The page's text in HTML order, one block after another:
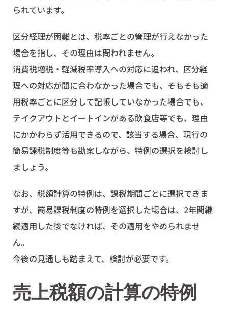
られています。
区分経理が困難とは、税率ごとの管理が行えなかった
場合を指し、その理由は問われません。
消費税増税・軽減税率導入への対応に追われ、区分経
理への対応が間に合わなかった場合でも、そもそも適
用税率ごとに区分して記帳していなかった場合でも、
テイクアウトとイートインがある飲食店等でも、理由
にかかわらず活用できるので、該当する場合、現行の
簡易課税制度等も勘案しながら、特例の選択を検討し
ましょう。
なお、税額計算の特例は、課税期間ごとに選択できま
すが、簡易課税制度の特例を選択した場合は、2年間継
続適用した後でなければ、その適用をやめられませ
ん。
今後の見通しも踏まえて、検討が必要です。
売上税額の計算の特例